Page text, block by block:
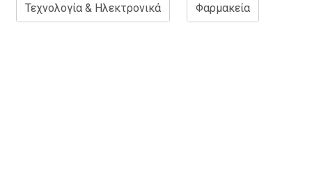
Τεχνολογία & Ηλεκτρονικά Φαρμακεία